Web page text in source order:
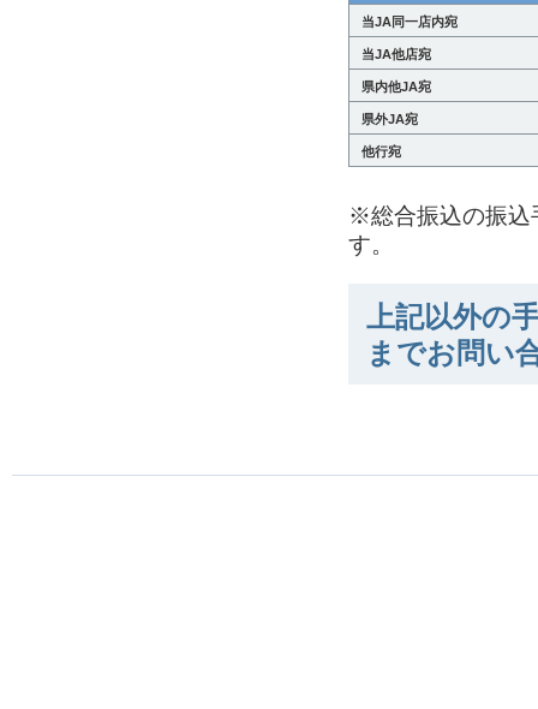
当JA同一店内宛
当JA他店宛
県内他JA宛
県外JA宛
他行宛
※総合振込の振込
す。
上記以外の
までお問い